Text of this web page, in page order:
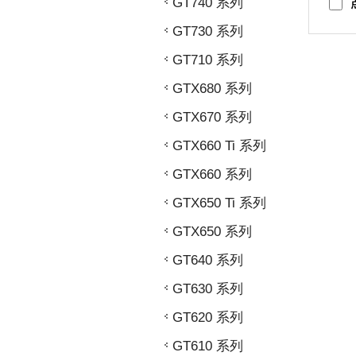
GT730 系列
GT710 系列
GTX680 系列
GTX670 系列
GTX660 Ti 系列
GTX660 系列
GTX650 Ti 系列
GTX650 系列
GT640 系列
GT630 系列
GT620 系列
GT610 系列